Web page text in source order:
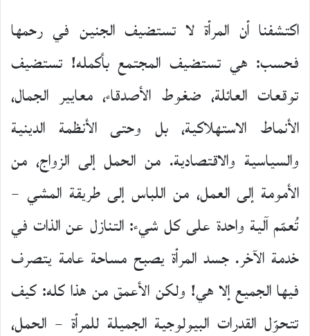
اكتشفنا أن المرأة لا تستضيف الجنين في رحمها
فحسب: هي تستضيف المجتمع بأكمله! تستضيف
توقعات العائلة، ضغوط الأصدقاء، معايير الجمال،
الأنماط الاستهلاكية، بل وحتى الأنظمة الدينية
والسياسية والاقتصادية. من الحمل إلى الزواج، من
الأمومة إلى العمل، من اللباس إلى طريقة المشي –
تُعمّم آلية واحدة على كل شيء: التنازل عن الذات في
خدمة الآخر. جسد المرأة يصبح مساحة عامة يتصرف
فيها الجميع إلا هي! ولكن الأعمق من هذا كله: كيف
تتحوّل القدرات البيولوجية الجميلة للمرأة – الحمل،